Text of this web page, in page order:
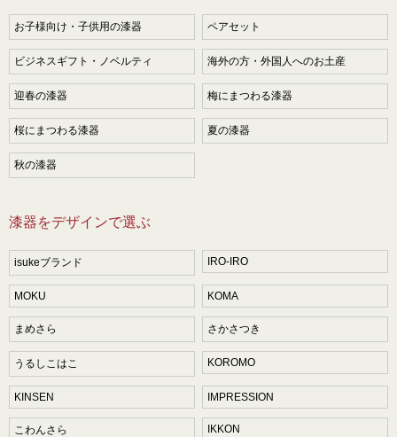
お子様向け・子供用の漆器 ペアセット
ビジネスギフト・ノベルティ 海外の方・外国人へのお土産
迎春の漆器 梅にまつわる漆器
桜にまつわる漆器 夏の漆器
秋の漆器
漆器をデザインで選ぶ
isukeブランド IRO-IRO
MOKU KOMA
まめさら さかさつき
うるしこはこ KOROMO
KINSEN IMPRESSION
こわんさら IKKON